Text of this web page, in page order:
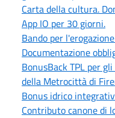
Carta della cultura.
App IO per 30 giorni.
Bando per
Documentazione
BonusBack TPL per
della Metrocittà di
Bonus idrico
Contributo canone di